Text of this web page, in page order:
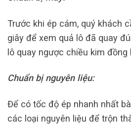
Trước khi ép cám, quý khách
giây để xem quả lô đã quay
lô quay ngược chiều kim đồng
Chuẩn bị nguyên liệu:
Để có tốc độ ép nhanh nhất
các loại nguyên liệu để trộn